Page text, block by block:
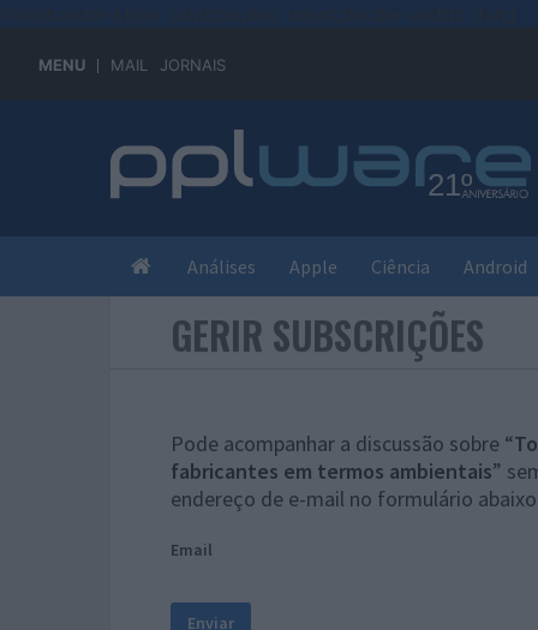
MENU MAIL JORNAIS
Análises Apple Ciência Android
GERIR SUBSCRIÇÕES
Pode acompanhar a discussão sobre “
fabricantes em termos ambientais”
endereço de e-mail no formulário abaixo.
Email